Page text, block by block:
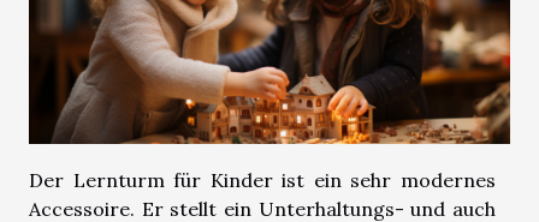
Der Lernturm für Kinder ist ein sehr modernes
Accessoire. Er stellt ein Unterhaltungs- und auch